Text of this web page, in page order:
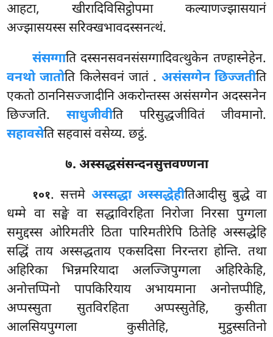
आहटा, खीरादिविसिट्ठोपमा कल्याणज्झासयानं
अज्झासयस्स सरिक्खभावदस्सनत्थं.
संसग्गातिदस्सनसवनसंसग्गादिवत्थुकेन तण्हास्नेहेन.
वनथो जातोति किलेसवनं जातं . असंसग्गेन छिज्जतीति
एकतो ठाननिसज्जादीनि अकरोन्तस्स असंसग्गेन अदस्सनेन
छिज्जति.साधुजीवीति परिसुद्धजीवितं जीवमानो.
सहावसेति सहवासं वसेय्य. छट्ठं.
७. अस्सद्धसंसन्दनसुत्तवण्णना
१०१. सत्तमे अस्सद्धा अस्सद्धेहीतिआदीसु बुद्धे वा
धम्मे वा सङ्घे वा सद्धाविरहिता निरोजा निरसा पुग्गला
समुद्दस्स ओरिमतीरे ठिता पारिमतीरेपि ठितेहि अस्सद्धेहि
सद्धिं ताय अस्सद्धताय एकसदिसा निरन्तरा होन्ति. तथा
अहिरिका भिन्नमरियादा अलज्जिपुग्गला अहिरिकेहि,
अनोत्तप्पिनो पापकिरियाय अभायमाना अनोत्तप्पीहि,
अप्पस्सुता सुतविरहिता अप्पस्सुतेहि, कुसीता
आलसियपुग्गला कुसीतेहि, मुट्ठस्सतिनो